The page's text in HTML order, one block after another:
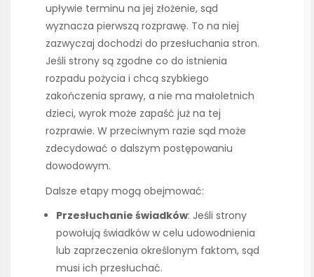
upływie terminu na jej złożenie, sąd
wyznacza pierwszą rozprawę. To na niej
zazwyczaj dochodzi do przesłuchania stron.
Jeśli strony są zgodne co do istnienia
rozpadu pożycia i chcą szybkiego
zakończenia sprawy, a nie ma małoletnich
dzieci, wyrok może zapaść już na tej
rozprawie. W przeciwnym razie sąd może
zdecydować o dalszym postępowaniu
dowodowym.
Dalsze etapy mogą obejmować:
Przesłuchanie świadków: Jeśli strony
powołują świadków w celu udowodnienia
lub zaprzeczenia określonym faktom, sąd
musi ich przesłuchać.